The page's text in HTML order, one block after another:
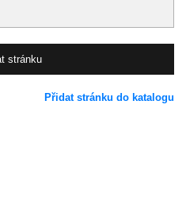
Přidat stránku do katalogu